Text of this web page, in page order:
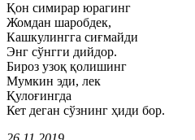
Қон симирар юрагинг
Жомдан шаробдек,
Кашкулингга сиғмайди
Энг сўнгги дийдор.
Бироз узоқ қолишинг
Мумкин эди, лек
Қулоғингда
Кет деган сўзнинг ҳиди бор.